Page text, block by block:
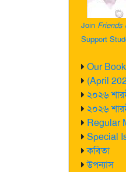
Join Friends
Support
Our
(April
২০২৬
২০২৬
Regular
Special
কবিতা
উপন্যাস